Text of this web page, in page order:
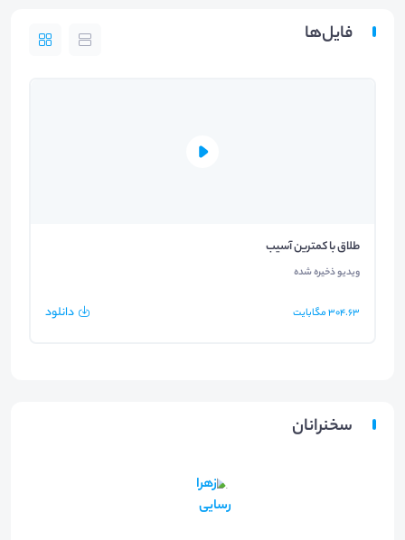
فایل‌ها
طلاق با کمترین آسیب
ویدیو ذخیره شده
304.63مگابایت دانلود
سخنرانان